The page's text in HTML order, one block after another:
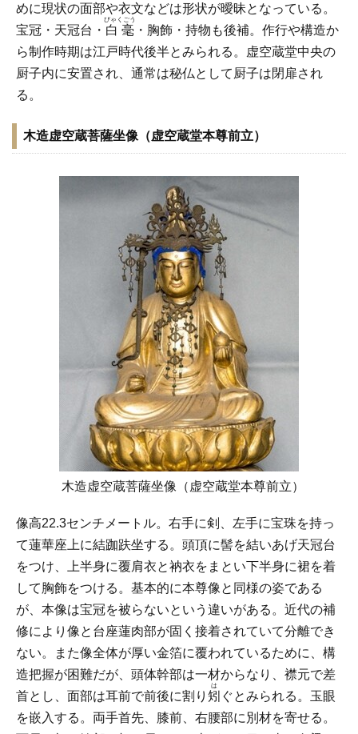
めに現状の面部や衣文などは形状が曖昧となっている。
宝冠・天冠台・ 白毫
びゃくごう
・胸飾・持物も後補。作行や構造か
ら制作時期は江戸時代後半とみられる。虚空蔵堂中央の
厨子内に安置され、通常は秘仏として厨子は閉扉され
る。
木造虚空蔵菩薩坐像（虚空蔵堂本尊前立）
木造虚空蔵菩薩坐像（虚空蔵堂本尊前立）
像高22.3センチメートル。右手に剣、左手に宝珠を持っ
て蓮華座上に結跏趺坐する。頭頂に髻を結いあげ天冠台
をつけ、上半身に覆肩衣と衲衣をまとい下半身に裙を着
して胸飾をつける。基本的に本尊像と同様の姿である
が、本像は宝冠を被らないという違いがある。近代の補
修により像と台座蓮肉部が固く接着されていて分離でき
ない。また像全体が厚い金箔に覆われているために、構
造把握が困難だが、頭体幹部は一材からなり、襟元で差
首とし、面部は耳前で前後に割り 矧
は
ぐとみられる。玉眼
を嵌入する。両手首先、膝前、右腰部に別材を寄せる。